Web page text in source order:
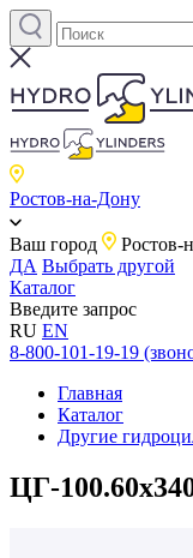
Ростов-на-Дону
Ваш город
Ростов-
ДА Выбрать другой
Каталог
Введите запрос
RU EN
8-800-101-19-19
Главная
Каталог
Другие
ЦГ-